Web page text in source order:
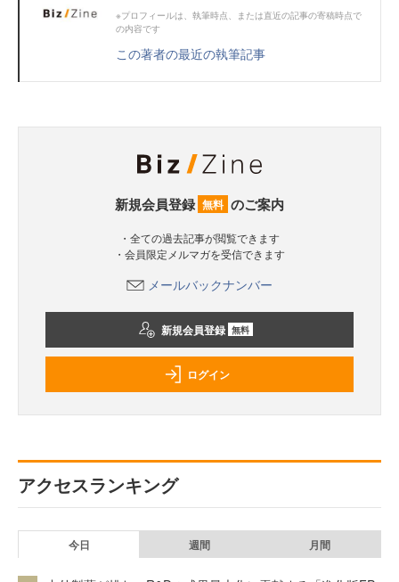
※プロフィールは、執筆時点、または直近の記事の寄稿時点で
の内容です
この著者の最近の執筆記事
新規会員登録 無料 のご案内
・全ての過去記事が閲覧できます
・会員限定メルマガを受信できます
メールバックナンバー
新規会員登録 無料
ログイン
アクセスランキング
今日 週間 月間